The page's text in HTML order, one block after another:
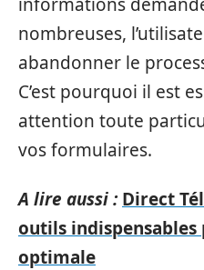
nombreuses,
abandonner le
C’est pourquoi il est
attention toute
vos formulaires.
A lire aussi : Direct
outils
optimale